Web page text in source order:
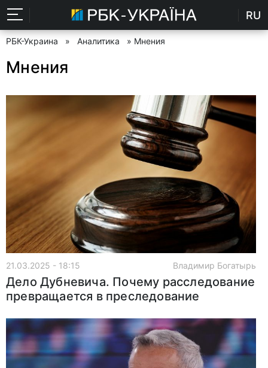
RU
РБК-Украина » Аналитика » Мнения
Мнения
21.03.2025 - 18:15 Владимир Богатырь
Дело Дубневича. Почему расследование
превращается в преследование